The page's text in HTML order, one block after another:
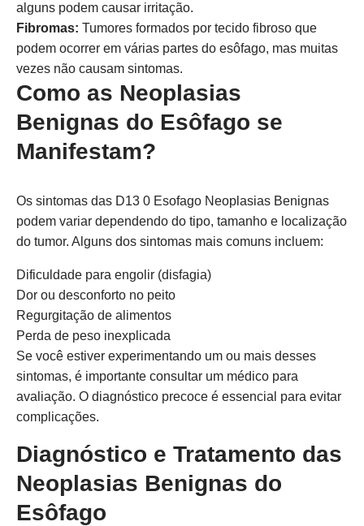
alguns podem causar irritação.
Fibromas: Tumores formados por tecido fibroso que
podem ocorrer em várias partes do esôfago, mas muitas
vezes não causam sintomas.
Como as Neoplasias
Benignas do Esôfago se
Manifestam?
Os sintomas das D13 0 Esofago Neoplasias Benignas
podem variar dependendo do tipo, tamanho e localização
do tumor. Alguns dos sintomas mais comuns incluem:
Dificuldade para engolir (disfagia)
Dor ou desconforto no peito
Regurgitação de alimentos
Perda de peso inexplicada
Se você estiver experimentando um ou mais desses
sintomas, é importante consultar um médico para
avaliação. O diagnóstico precoce é essencial para evitar
complicações.
Diagnóstico e Tratamento das
Neoplasias Benignas do
Esôfago